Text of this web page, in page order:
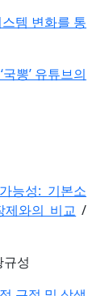
템 변화를 통
뽕’ 유튜브의
능성: 기본소
제와의 비교 /
성